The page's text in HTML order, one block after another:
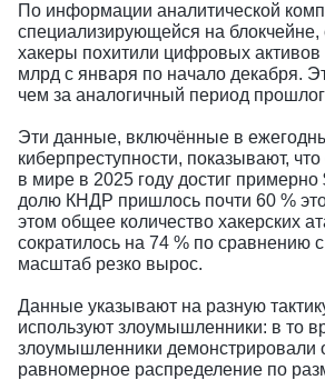
По информации аналитической
специализирующейся на блокчейне,
хакеры похитили цифровых
млрд с января по начало декабря.
чем за аналогичный период
Эти данные, включённые в
киберпреступности, показывают,
в мире в 2025 году достиг
долю КНДР пришлось почти 60 %
этом общее количество хакерских
сократилось на 74 % по сравнению
масштаб резко вырос.
Данные указывают на разную
используют злоумышленники: в то
злоумышленники демонстрировали
равномерное распределение по